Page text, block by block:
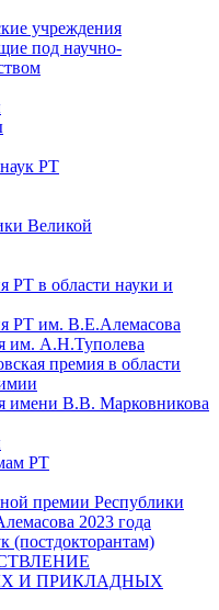
учреждения
под научно-
РТ
Великой
РТ в области науки и
РТ им. В.Е.Алемасова
им. А.Н.Туполева
премия в области
имени В.В. Марковникова
РТ
премии Республики
2023 года
(постдокторантам)
И ПРИКЛАДНЫХ